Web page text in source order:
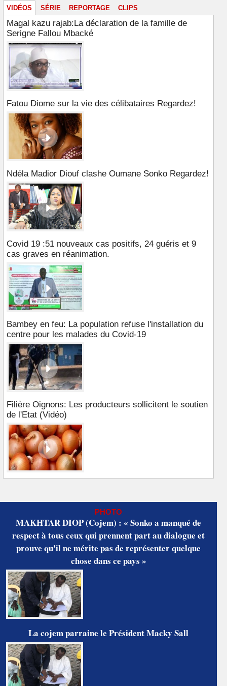
VIDÉOS SÉRIE REPORTAGE CLIPS
Magal kazu rajab:La déclaration de la famille de
Serigne Fallou Mbacké
Fatou Diome sur la vie des célibataires Regardez!
Ndéla Madior Diouf clashe Oumane Sonko Regardez!
Covid 19 :51 nouveaux cas positifs, 24 guéris et 9
cas graves en réanimation.
Bambey en feu: La population refuse l'installation du
centre pour les malades du Covid-19
Filière Oignons: Les producteurs sollicitent le soutien
de l'Etat (Vidéo)
PHOTO
MAKHTAR DIOP (Cojem) : « Sonko a manqué de
respect à tous ceux qui prennent part au dialogue et
prouve qu'il ne mérite pas de représenter quelque
chose dans ce pays »
La cojem parraine le Président Macky Sall